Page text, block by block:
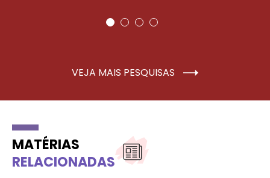
VEJA MAIS PESQUISAS
MATÉRIAS
RELACIONADAS